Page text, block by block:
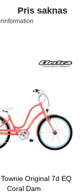
Pris saknas
Original 7d EQ
Coral Dam